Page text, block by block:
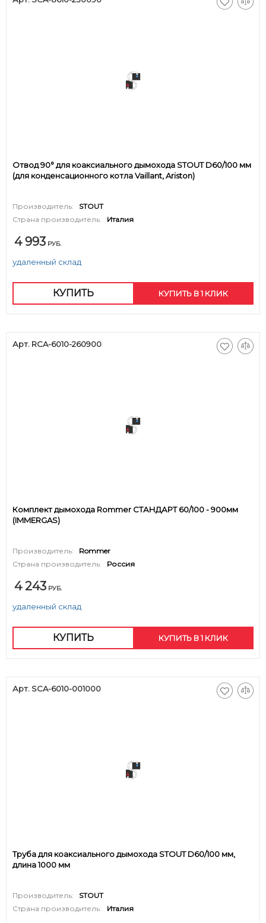
Отвод 90° для коаксиального дымохода STOUT D60/100 мм
(для конденсационного котла Vaillant, Ariston)
Производитель:
STOUT
Страна производитель:
Италия
4 993 РУБ.
удаленный склад
КУПИТЬ КУПИТЬ В 1 КЛИК
Арт. RCA-6010-260900
Комплект дымохода Rommer СТАНДАРТ 60/100 - 900мм
(IMMERGAS)
Производитель:
Rommer
Страна производитель:
Россия
4 243 РУБ.
удаленный склад
КУПИТЬ КУПИТЬ В 1 КЛИК
Арт. SCA-6010-001000
Труба для коаксиального дымохода STOUT D60/100 мм,
длина 1000 мм
Производитель:
STOUT
Страна производитель:
Италия